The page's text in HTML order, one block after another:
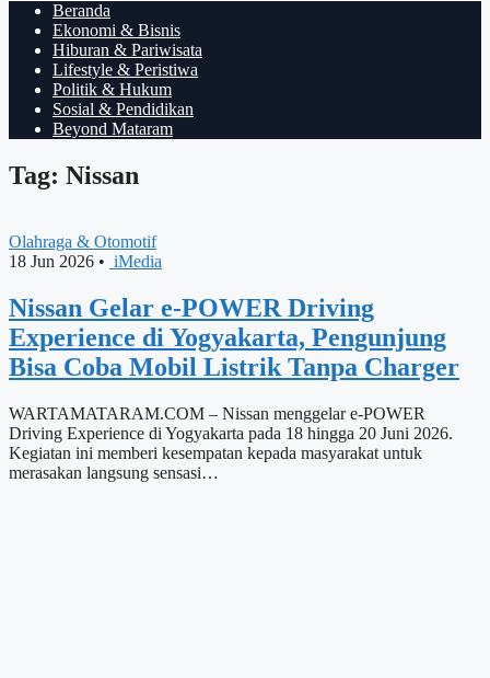
Beranda
Ekonomi & Bisnis
Hiburan & Pariwisata
Lifestyle & Peristiwa
Politik & Hukum
Sosial & Pendidikan
Beyond Mataram
Tag: Nissan
Olahraga & Otomotif
18 Jun 2026 • iMedia
Nissan Gelar e-POWER Driving
Experience di Yogyakarta, Pengunjung
Bisa Coba Mobil Listrik Tanpa Charger
WARTAMATARAM.COM – Nissan menggelar e-POWER
Driving Experience di Yogyakarta pada 18 hingga 20 Juni 2026.
Kegiatan ini memberi kesempatan kepada masyarakat untuk
merasakan langsung sensasi…